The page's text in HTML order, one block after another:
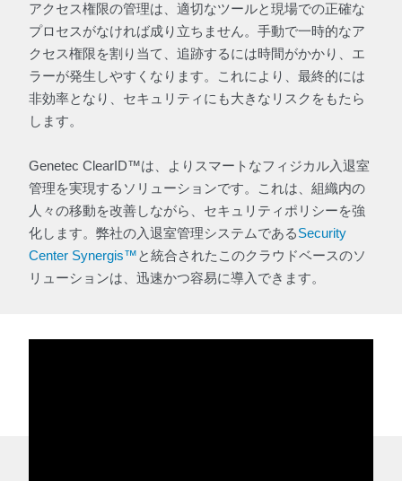
アクセス権限の管理は、適切なツールと現場での正確な
プロセスがなければ成り立ちません。手動で一時的なア
クセス権限を割り当て、追跡するには時間がかかり、エ
ラーが発生しやすくなります。これにより、最終的には
非効率となり、セキュリティにも大きなリスクをもたら
します。
Genetec ClearID™は、よりスマートなフィジカル入退室
管理を実現するソリューションです。これは、組織内の
人々の移動を改善しながら、セキュリティポリシーを強
化します。弊社の入退室管理システムであるSecurity
Center Synergis™と統合されたこのクラウドベースのソ
リューションは、迅速かつ容易に導入できます。